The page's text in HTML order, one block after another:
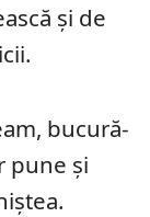
și de
bucură-
pune și